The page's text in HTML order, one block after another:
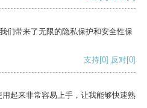
们带来了无限的隐私保护和安全性保
支持[0] 反对[0]
起来非常容易上手，让我能够快速熟